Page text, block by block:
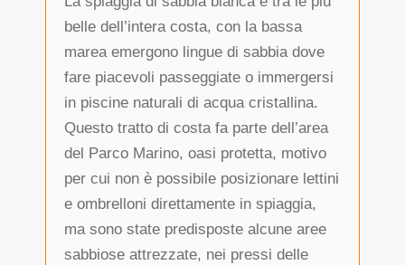
belle dell’intera costa, con la bassa
marea emergono lingue di sabbia dove
fare piacevoli passeggiate o immergersi
in piscine naturali di acqua cristallina.
Questo tratto di costa fa parte dell’area
del Parco Marino, oasi protetta, motivo
per cui non è possibile posizionare lettini
e ombrelloni direttamente in spiaggia,
ma sono state predisposte alcune aree
sabbiose attrezzate, nei pressi delle